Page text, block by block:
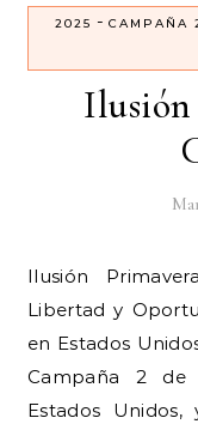
2025 - CAMPAÑA
Ilusión
Ilusión Primavera 2025 | Campaña 2: Moda,
Libertad y
en Estados
Campaña 2 de
Estados